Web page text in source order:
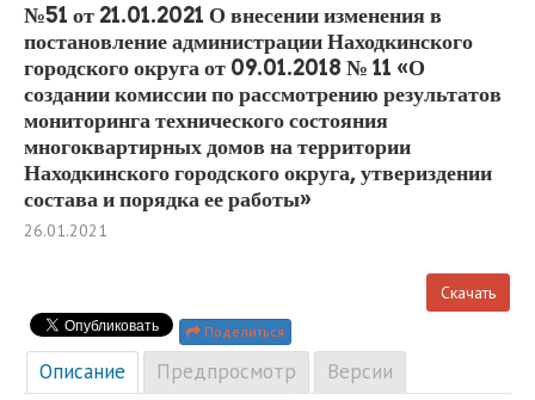
№51 от 21.01.2021 О внесении изменения в
постановление администрации Находкинского
городского округа от 09.01.2018 № 11 «О
создании комиссии по рассмотрению результатов
мониторинга технического состояния
многоквартирных домов на территории
Находкинского городского округа, утвериздении
состава и порядка ее работы»
26.01.2021
Скачать
Поделиться
Описание Предпросмотр Версии